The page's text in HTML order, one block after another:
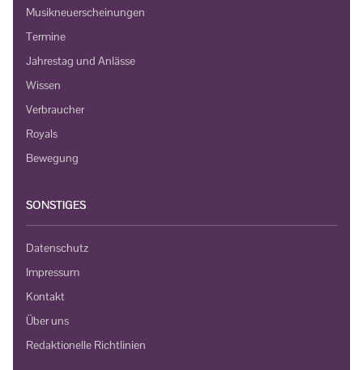
Musikneuerscheinungen
Termine
Jahrestag und Anlässe
Wissen
Verbraucher
Royals
Bewegung
SONSTIGES
Datenschutz
Impressum
Kontakt
Über uns
Redaktionelle Richtlinien